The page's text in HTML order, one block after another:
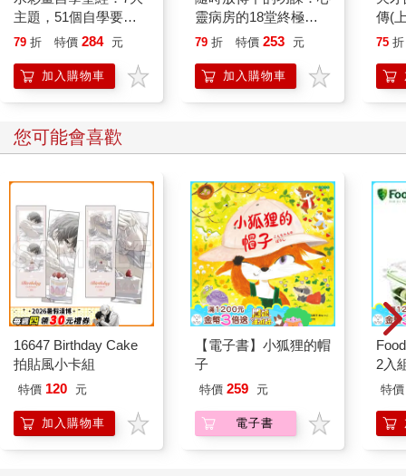
▼ 深度
假設我們吃了一道美食，在解析度低的狀態，可能只會覺得「好
吃」；但如果我們是廚師，或許有辦法透過外觀和味道判斷這道
菜的名稱、用了哪些食材。如果吃的是魚，也許還能辨別更多細
節，例如這是什麼魚，現在這季節、這地方剛好是這種魚的產
季，所以肉質很好，而且用了某種手法料理，才能做出這種滋
味……如果能夠像這樣根據自己的實務經驗與第一手資訊，仔細
分析眼前事物，深入探究並精準說出美味的原因，就代表這個人
缺乏深度，便無法發現根本問題。假設我們面臨的課題是「營業
額下滑」，這時就需要挖掘可能的原因，是因為客戶減少、產品
單價下降，還是平均購買頻率下降？換句話說，深入挖掘現象背
後的原因與可能性，就能提高解析度。
現在請你想像自己發高燒，憂心忡忡地前往醫院，醫生簡單問診
後，判斷你體溫偏高，開了退燒藥給你，你吃了藥，也退燒了。
殊不知一個月後又發燒，而且這次肚子還痛得厲害，你猜搞不好
是因為最近吃到沒煮熟的雞肉，於是又去找同一個醫生，結果醫
生說了跟上次一樣的話，開了一樣的藥，你作何感想？這次明明
還肚子痛，醫生卻只根據發燒的症狀開藥，你會不會覺得這醫生
根本就沒查明病因？上次可能是單純感冒，但這次搞不好是因為
如果這個醫師具備深度的觀點，就不會只看發燒的症狀，還會從
不同角度詳細問診，試圖找出真正的原因，可能還會視情況安排
主題，51個自學要
點，一本最全面的水彩
79 折 特價 284 元
加入購物車
靈病房的18堂終極學
分
79 折 特價 253 元
加入購物車
傳(
75 折
您可能會喜歡
16647 Birthday Cake
拍貼風小卡組
特價 120 元
加入購物車
【電子書】小狐狸的帽
子
特價 259 元
電子書
2入
特價